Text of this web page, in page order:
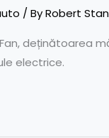
/ ByRobert Stan
deținătoarea
electrice.